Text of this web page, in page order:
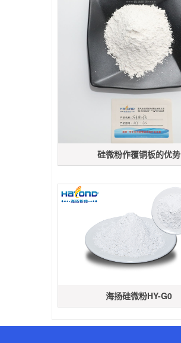
硅微粉作覆铜板的优势
海扬硅微粉HY-G0